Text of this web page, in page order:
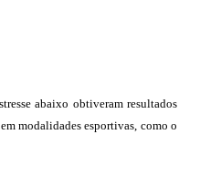
abaixo obtiveram resultados
modalidades esportivas, como o